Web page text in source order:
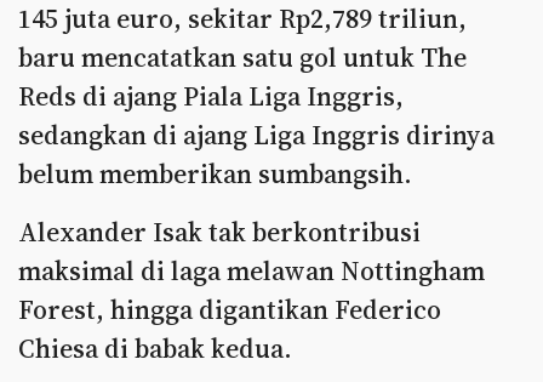
145 juta euro, sekitar Rp2,789 triliun,
baru mencatatkan satu gol untuk The
Reds di ajang Piala Liga Inggris,
sedangkan di ajang Liga Inggris dirinya
belum memberikan sumbangsih.
Alexander Isak tak berkontribusi
maksimal di laga melawan Nottingham
Forest, hingga digantikan Federico
Chiesa di babak kedua.